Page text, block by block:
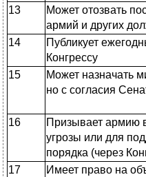
13
Может отозвать
армий и других
14
Публикует
Конгрессу
15
Может назначать
но с согласия
16
Призывает армию
угрозы или для
порядка (через
17
Имеет право на